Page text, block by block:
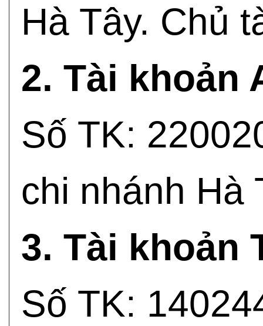
Hà Tây. Chủ
2. Tài khoản
Số TK:
chi nhánh Hà
3. Tài khoản
Số TK: